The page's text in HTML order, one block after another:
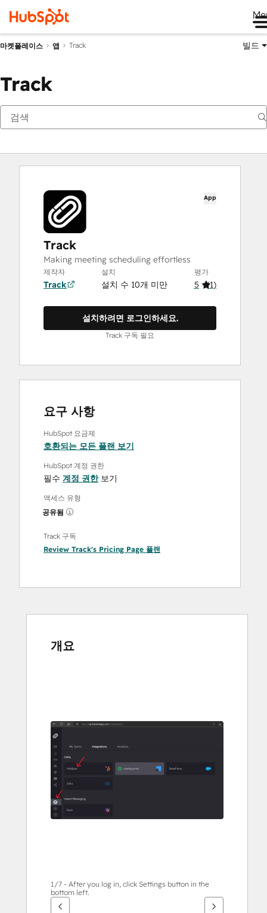
마켓플레이스 앱 Track 빌드
Track
App
Track
Making meeting scheduling effortless
제작자
Track
설치
설치 수 10개 미만
평가
5 (1)
설치하려면 로그인하세요.
Track 구독 필요
요구 사항
HubSpot 요금제
호환되는 모든 플랜 보기
HubSpot 계정 권한
필수 계정 권한보기
액세스 유형
공유됨
Track 구독
Review Track's Pricing Page 플랜
개요
을
보
려
면
화
살
표
하
십
1/7 - After you log in, click Settings button in the
bottom left.